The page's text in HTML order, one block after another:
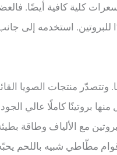
كلية كافية أيضًا.
للبروتين. استخدمه إلى
وتتصدّر منتجات الصويا
بروتينًا كاملًا عالي
مع الألياف وطاقة
مطّاطي شبيه باللحم